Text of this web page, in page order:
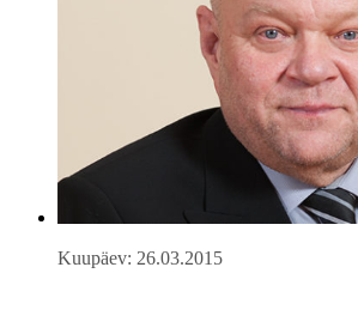
Kuupäev: 26.03.2015